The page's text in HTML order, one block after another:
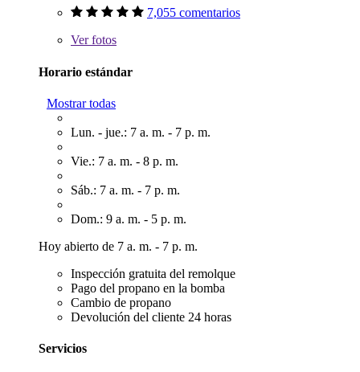
7,055 comentarios
Verfotos
Horario estándar
Mostrar todas
Lun. - jue.: 7 a. m. - 7 p. m.
Vie.: 7 a. m. - 8 p. m.
Sáb.: 7 a. m. - 7 p. m.
Dom.: 9 a. m. - 5 p. m.
Hoy abierto de 7 a. m. - 7 p. m.
Inspección gratuita del remolque
Pago del propano en la bomba
Cambio de propano
Devolución del cliente 24 horas
Servicios